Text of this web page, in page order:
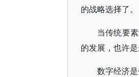
的战略选择了。
当传统要
的发展，也许
数字经济